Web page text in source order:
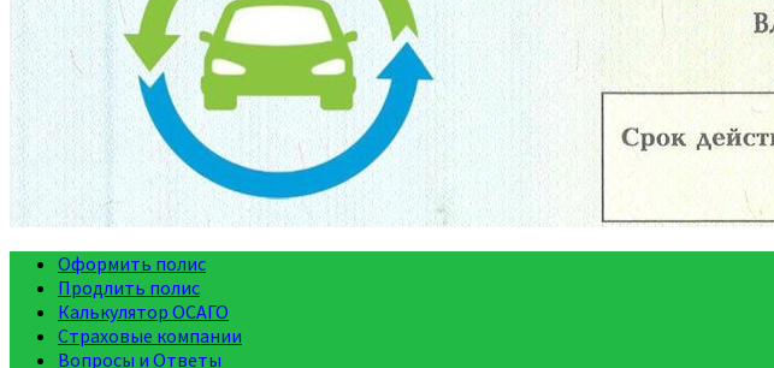
Оформить полис
Продлить полис
Калькулятор ОСАГО
Страховые компании
Вопросы и Ответы